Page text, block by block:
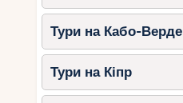
Тури на Кабо-Верде
Тури на Кіпр